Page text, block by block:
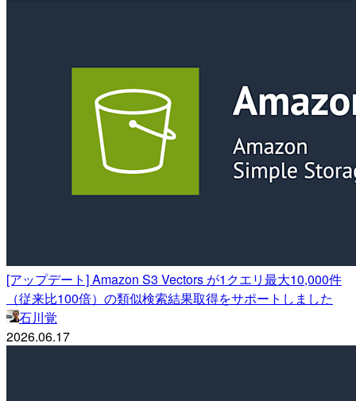
[アップデート] Amazon S3 Vectors が1クエリ最大10,000件
（従来比100倍）の類似検索結果取得をサポートしました
石川覚
2026.06.17